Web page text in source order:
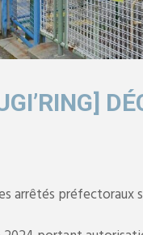
arrêtés préfectoraux